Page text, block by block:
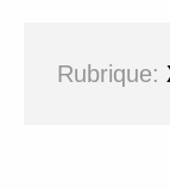
Rubrique: